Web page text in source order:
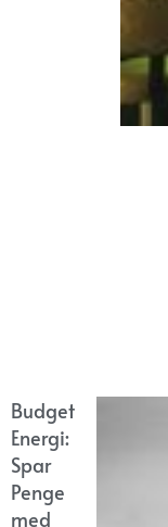
Budget
Energi:
Spar
Penge
med